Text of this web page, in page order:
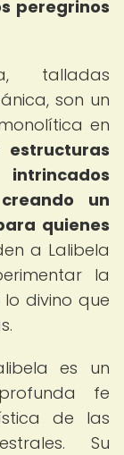
peregrinos
talladas
son un
en
un
quienes
a Lalibela
la
divino que
es un
fe
de las
Su